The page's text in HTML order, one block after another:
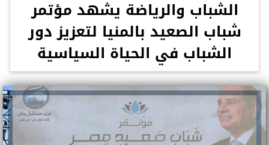
الشباب والرياضة يشهد مؤتمر
شباب الصعيد بالمنيا لتعزيز دور
الشباب في الحياة السياسية